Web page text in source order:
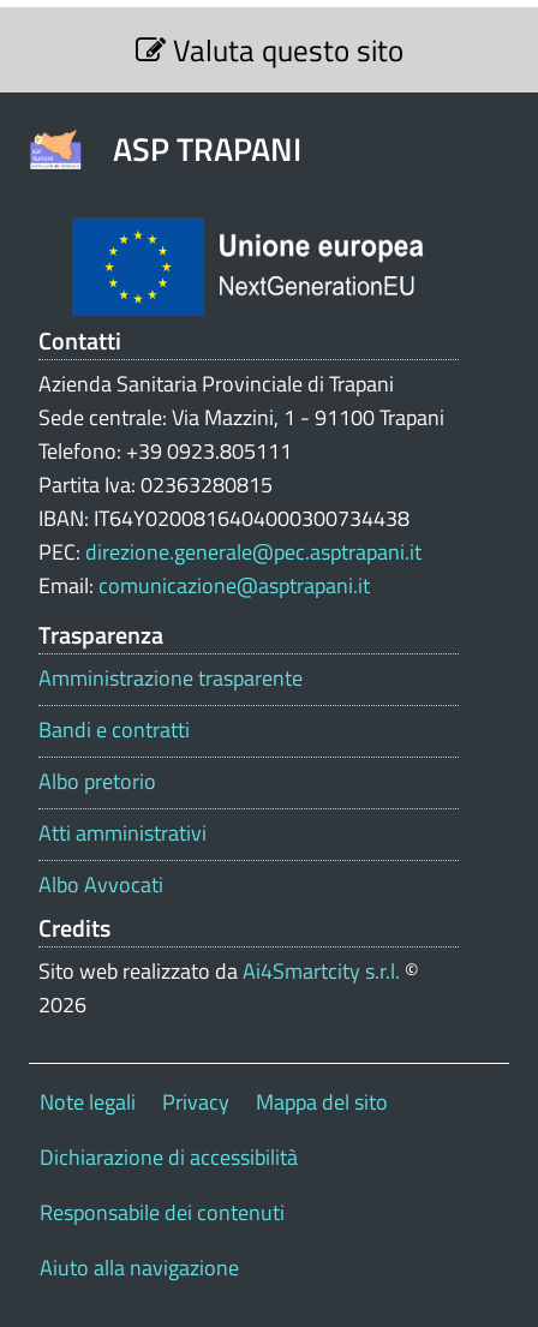
S
Valuta questo sito
ASP TRAPANI
Contatti
Azienda Sanitaria Provinciale di Trapani
Sede centrale: Via Mazzini, 1 - 91100 Trapani
Telefono: +39 0923.805111
Partita Iva: 02363280815
IBAN: IT64Y0200816404000300734438
PEC: direzione.generale@pec.asptrapani.it
Email: comunicazione@asptrapani.it
Trasparenza
Amministrazione trasparente
Bandi e contratti
Albo pretorio
Atti amministrativi
Albo Avvocati
Credits
Sito web realizzato daAi4Smartcity s.r.l. ©
2026
Note legali Privacy
Mappa del sito
Dichiarazione di accessibilità
Responsabile dei contenuti
Aiuto alla navigazione